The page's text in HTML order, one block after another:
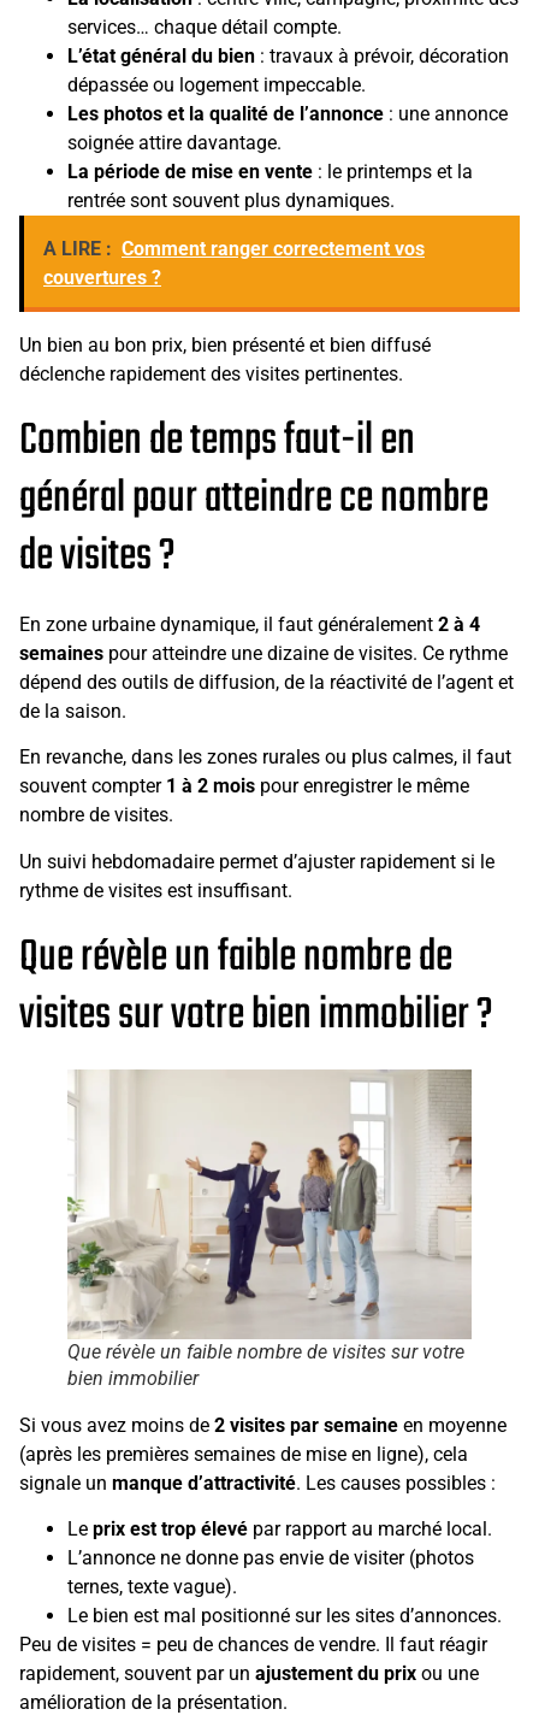
services… chaque détail compte.
L’état général du bien : travaux à prévoir, décoration
dépassée ou logement impeccable.
Les photos et la qualité de l’annonce : une annonce
soignée attire davantage.
La période de mise en vente : le printemps et la
rentrée sont souvent plus dynamiques.
A LIRE : Comment ranger correctement vos
couvertures ?
Un bien au bon prix, bien présenté et bien diffusé
déclenche rapidement des visites pertinentes.
Combien de temps faut-il en
général pour atteindre ce nombre
de visites ?
En zone urbaine dynamique, il faut généralement 2 à 4
semaines pour atteindre une dizaine de visites. Ce rythme
dépend des outils de diffusion, de la réactivité de l’agent et
de la saison.
En revanche, dans les zones rurales ou plus calmes, il faut
souvent compter 1 à 2 mois pour enregistrer le même
nombre de visites.
Un suivi hebdomadaire permet d’ajuster rapidement si le
rythme de visites est insuffisant.
Que révèle un faible nombre de
visites sur votre bien immobilier ?
Que révèle un faible nombre de visites sur votre
bien immobilier
Si vous avez moins de 2 visites par semaine en moyenne
(après les premières semaines de mise en ligne), cela
signale un manque d’attractivité. Les causes possibles :
Le prix est trop élevé par rapport au marché local.
L’annonce ne donne pas envie de visiter (photos
ternes, texte vague).
Le bien est mal positionné sur les sites d’annonces.
Peu de visites = peu de chances de vendre. Il faut réagir
rapidement, souvent par un ajustement du prix ou une
amélioration de la présentation.